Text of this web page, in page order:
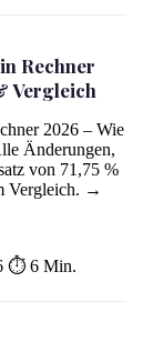
& Vergleich
Rechner
Vergleich
2026 – Wie
Änderungen,
von 71,75 %
Vergleich. →
⏱ 6 Min.